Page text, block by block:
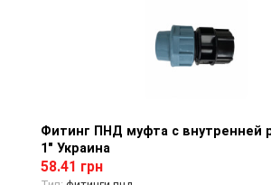
Просмотр товара
Фитинг ПНД муфта с внутренней
1" Украина
58.41 грн